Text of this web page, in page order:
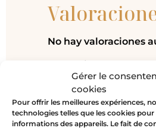
Gérer le
cookies
Pour offrir les meilleures expériences,
technologies telles que les cookies
informations des appareils. Le fait de
No hay valoraciones
Sé el primero en
“DELICADEZA –
Tu dirección de
no será publicada.